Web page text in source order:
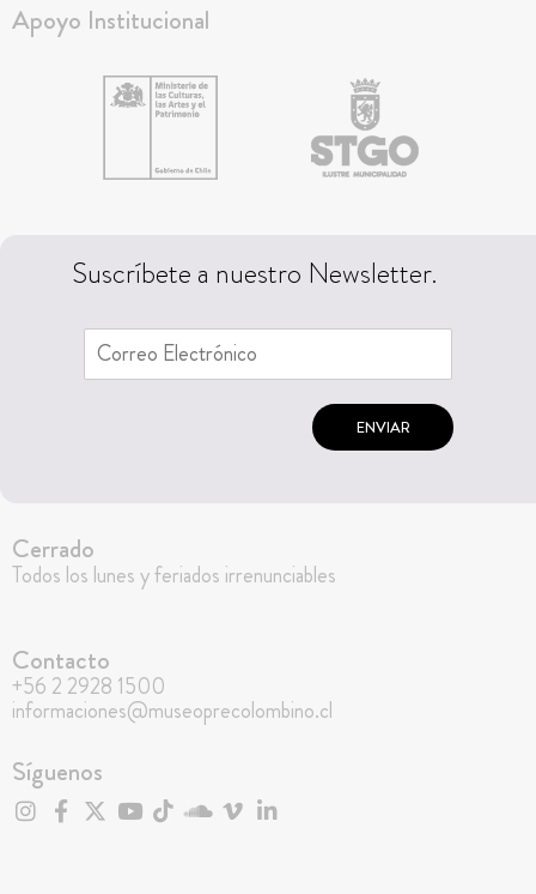
Apoyo Institucional
Suscríbete a nuestro Newsletter.
ENVIAR
Cerrado
Todos los lunes y feriados irrenunciables
Contacto
+56 2 2928 1500
informaciones@museoprecolombino.cl
Síguenos